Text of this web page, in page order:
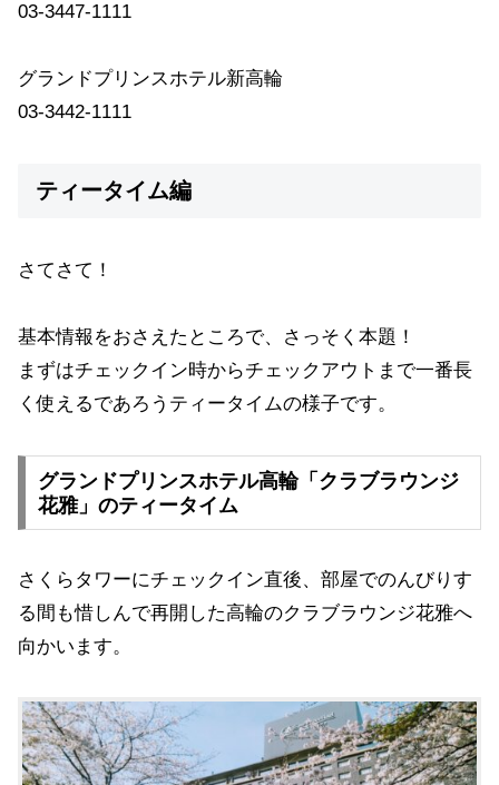
03-3447-1111
グランドプリンスホテル新高輪
03-3442-1111
ティータイム編
さてさて！
基本情報をおさえたところで、さっそく本題！
まずはチェックイン時からチェックアウトまで一番長
く使えるであろうティータイムの様子です。
グランドプリンスホテル高輪「クラブラウンジ
花雅」のティータイム
さくらタワーにチェックイン直後、部屋でのんびりす
る間も惜しんで再開した高輪のクラブラウンジ花雅へ
向かいます。